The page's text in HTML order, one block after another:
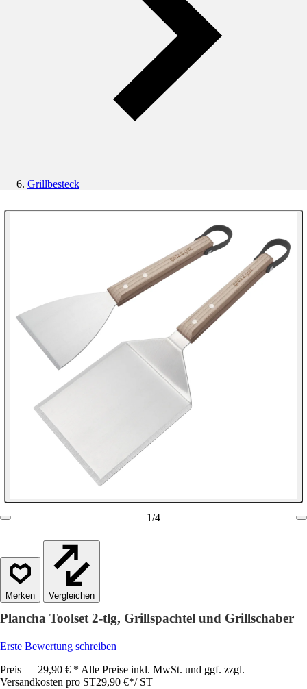
Grillbesteck
1/4
Vergleichen
Plancha Toolset 2-tlg, Grillspachtel und Grillschaber
Erste Bewertung schreiben
Preis — 29,90 € * Alle Preise inkl. MwSt. und ggf. zzgl.
Versandkosten pro ST29,90 €*/ ST